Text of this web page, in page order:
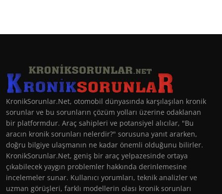
KronikSorunlar.Net, otomobil dünyasında karşılaşılan kronik
sorunlar ve bu sorunların çözüm yolları üzerine odaklanan
bir platformdur. Araç sahipleri ve potansiyel alıcılar, "Bu
aracın kronik sorunları nelerdir?" sorusuna yanıt ararken,
doğru bilgiye ulaşmanın ne kadar önemli olduğunu bilirler.
KronikSorunlar.Net, geniş bir araç yelpazesinde ortaya
çıkabilecek yaygın problemler hakkında derinlemesine
incelemeler sunar. Kullanıcı yorumları, teknik analizler ve
uzman görüşleri, farklı modellerin olası kronik sorunları